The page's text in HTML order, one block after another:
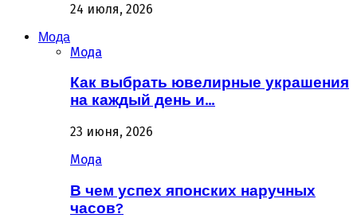
24 июля, 2026
Мода
Мода
Как выбрать ювелирные украшения
на каждый день и…
23 июня, 2026
Мода
В чем успех японских наручных
часов?